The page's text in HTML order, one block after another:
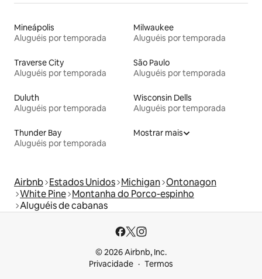
Mineápolis
Aluguéis por temporada
Milwaukee
Aluguéis por temporada
Traverse City
Aluguéis por temporada
São Paulo
Aluguéis por temporada
Duluth
Aluguéis por temporada
Wisconsin Dells
Aluguéis por temporada
Thunder Bay
Aluguéis por temporada
Mostrar mais
Airbnb Estados Unidos Michigan Ontonagon
White Pine Montanha do Porco-espinho
Aluguéis de cabanas
© 2026 Airbnb, Inc.
Privacidade
Termos